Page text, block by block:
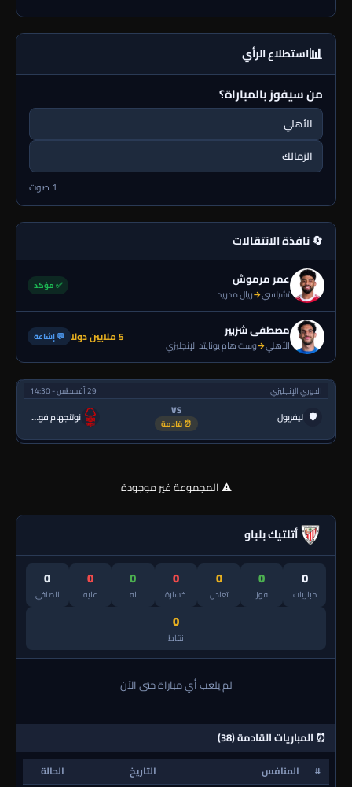
📊استطلاع الرأي
من سيفوز بالمباراة؟
الأهلي
الزمالك
1 صوت
🔄 نافذة الانتقالات
عمر مرموش
تشيلسي→ريال مدريد
✅ مؤكد
مصطفى شزبير
الأهلي→وست هام يونايتد الإنجليزي 5 ملايين دولا 💬 إشاعة
الدوري الإنجليزي 29 أغسطس - 14:30
🛡 ليفربول VS
⏰ قادمة نوتنجهام فورست
⚠️ المجموعة غير موجودة
أتلتيك بلباو
0
مباريات
0
فوز
0
تعادل
0
خسارة
0
له
0
عليه
0
الصافي
0
نقاط
لم يلعب أي مباراة حتى الآن
⏰ المباريات القادمة (38)
# المنافس التاريخ
الحالة